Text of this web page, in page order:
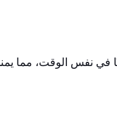
في نفس الوقت، مما